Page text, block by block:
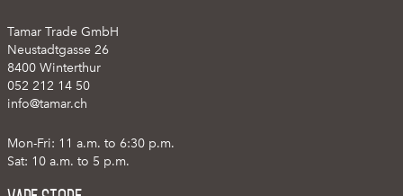
Tamar Trade GmbH
Neustadtgasse 26
8400 Winterthur
052 212 14 50
info@tamar.ch
Mon-Fri: 11 a.m. to 6:30 p.m.
Sat: 10 a.m. to 5 p.m.